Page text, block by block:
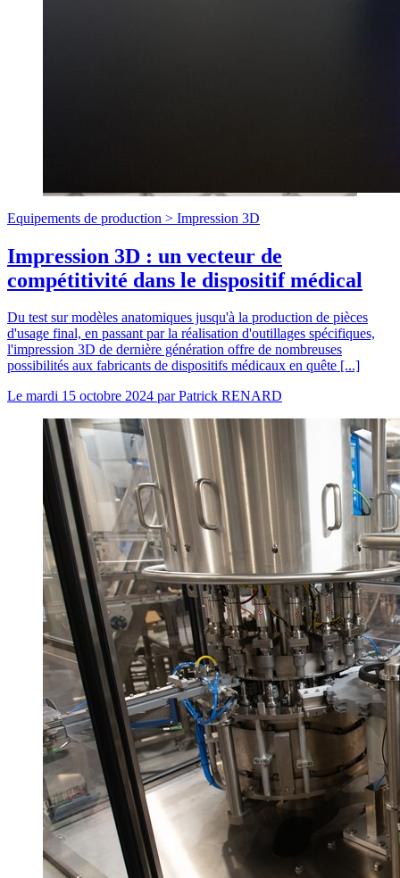
Equipements de production > Impression 3D
Impression 3D : un vecteur de
compétitivité dans le dispositif médical
Du test sur modèles anatomiques jusqu'à la production de pièces
d'usage final, en passant par la réalisation d'outillages spécifiques,
l'impression 3D de dernière génération offre de nombreuses
possibilités aux fabricants de dispositifs médicaux en quête [...]
Le mardi 15 octobre 2024 parPatrick RENARD